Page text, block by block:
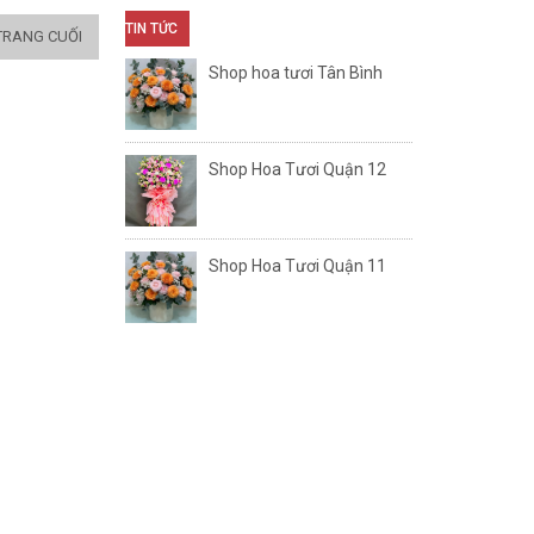
CUỐI TIN TỨC
Shop hoa tươi Tân Bình
Shop Hoa Tươi Quận 12
Shop Hoa Tươi Quận 11